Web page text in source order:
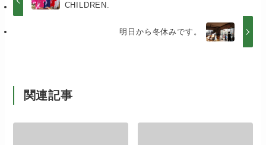
CHILDREN.
明日から冬休みです。
関連記事